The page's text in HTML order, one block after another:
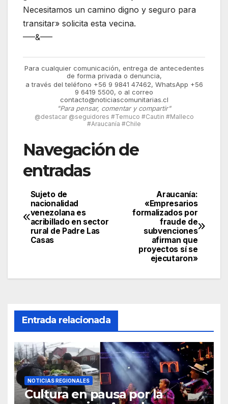
Necesitamos un camino digno y seguro para
transitar» solicita esta vecina.
—–&—–
Para cualquier comunicación, entrega de antecedentes
de forma privada o denuncia,
a través del teléfono +56 9 9841 47462, WhatsApp +56
9 6419 5500, o al correo
contacto@noticiascomunitarias.cl
"Para pensar, comentar y compartir"
@destacar @seguidores #Temuco #Cautin #Malleco
#Araucanía #Chile
Navegación de
entradas
Araucanía:
«Empresarios
formalizados por
fraude de
subvenciones
afirman que
proyectos sí se
ejecutaron»
Sujeto de
nacionalidad
venezolana es
acribillado en sector
rural de Padre Las
Casas
Entrada relacionada
NOTICIAS REGIONALES
Cultura en pausa por la